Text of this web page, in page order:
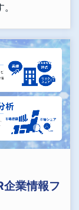
業情報フ